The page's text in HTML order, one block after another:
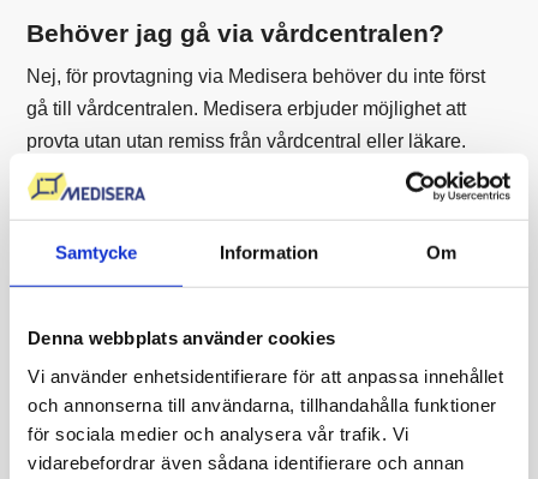
Samtycke Information Om
Denna webbplats använder cookies
Vi använder enhetsidentifierare för att anpassa innehållet
och annonserna till användarna, tillhandahålla funktioner
för sociala medier och analysera vår trafik. Vi
vidarebefordrar även sådana identifierare och annan
Behöver jag gå via vårdcentralen?
Nej, för provtagning via Medisera behöver du inte först
gå till vårdcentralen. Medisera erbjuder möjlighet att
provta utan utan remiss från vårdcentral eller läkare.
Kan jag provtas i Lycksele även om jag
bor någon annanstans?
Ja. Det enda du behöver är svenskt personnummer,
provtagningsort i kassan så att remissen skickas rätt.
Vad kostar det?
Priserna varierar beroende på vilka prover du väljer, från